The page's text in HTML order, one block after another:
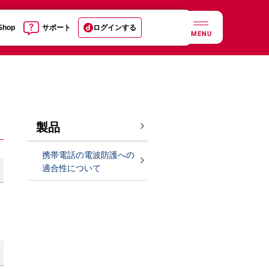
サポート ログインする
MENU
製品
携帯電話の電波防護への
適合性について